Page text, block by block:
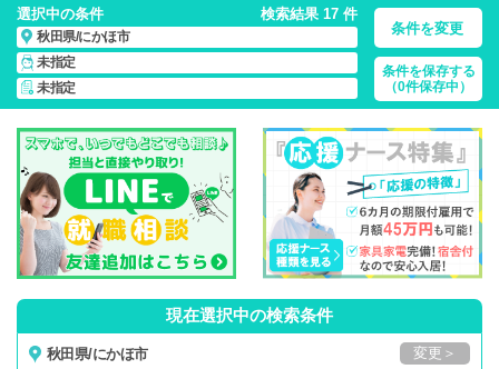
選択中の条件 検索結果 17 件
秋田県/にかほ市
未指定
未指定
条件を変更
条件を保存する
（0件保存中）
秋田県/にかほ市/正社員・パート・応援ナース・派遣の 看護師
求人・派遣・転職・募集一覧
現在選択中の検索条件
秋田県/にかほ市 変更＞